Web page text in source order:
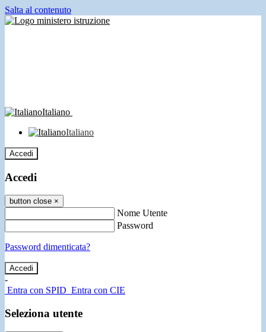
Salta al contenuto
Italiano
Italiano
Accedi
Accedi
button close ×
Nome Utente
Password
Password dimenticata?
-
Entra con SPID Entra con CIE
Seleziona utente